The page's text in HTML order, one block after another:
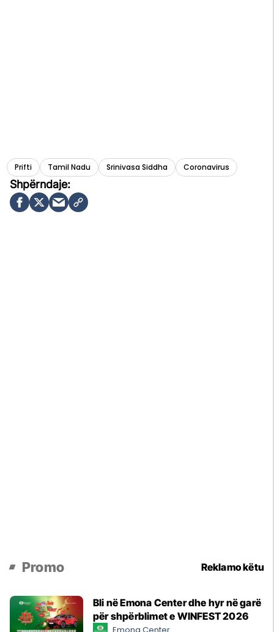
Prifti Tamil Nadu Srinivasa Siddha Coronavirus
Promo Reklamo këtu
Bli në Emona Center dhe hyr në garë
për shpërblimet e WINFEST 2026